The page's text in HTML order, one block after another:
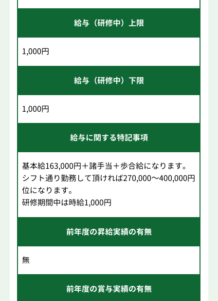
給与（研修中）上限
1,000円
給与（研修中）下限
1,000円
給与に関する特記事項
基本給163,000円＋諸手当＋歩合給になります。
シフト通り勤務して頂ければ270,000～400,000円
位になります。
研修期間中は時給1,000円
前年度の昇給実績の有無
無
前年度の賞与実績の有無